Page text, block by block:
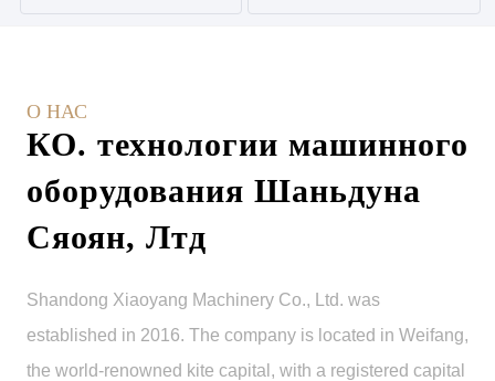
Новости
Контакты
О НАС
КО. технологии машинного
оборудования Шаньдуна
Сяоян, Лтд
Shandong Xiaoyang Machinery Co., Ltd. was
established in 2016. The company is located in Weifang,
the world-renowned kite capital, with a registered capital